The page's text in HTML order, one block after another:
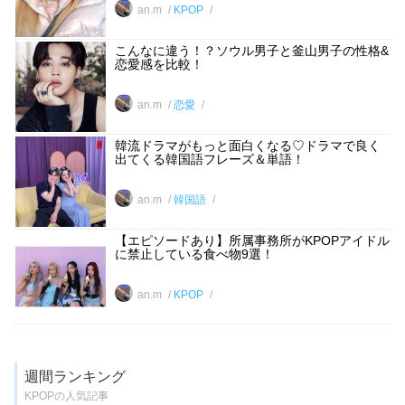
an.m KPOP
こんなに違う！？ソウル男子と釜山男子の性格&
恋愛感を比較！
an.m 恋愛
韓流ドラマがもっと面白くなる♡ドラマで良く
出てくる韓国語フレーズ＆単語！
an.m 韓国語
【エピソードあり】所属事務所がKPOPアイドル
に禁止している食べ物9選！
an.m KPOP
週間ランキング
KPOPの人気記事